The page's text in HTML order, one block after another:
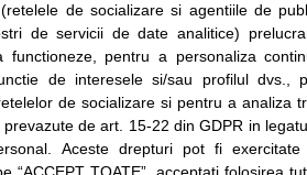
noi
frecvente
Termeni si conditii
Politica de
confidentialitate
Politica de cookie
Modifica Setarile Cookie
de socializare si agentiile de
de servicii de date analitice)
functioneze, pentru a personaliza
de interesele si/sau profilul dvs.,
de socializare si pentru a analiza
de art. 15-22 din GDPR in
Aceste drepturi pot fi exercitate